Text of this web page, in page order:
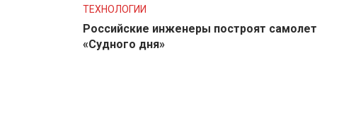
ТЕХНОЛОГИИ
Российские инженеры построят самолет
«Судного дня»